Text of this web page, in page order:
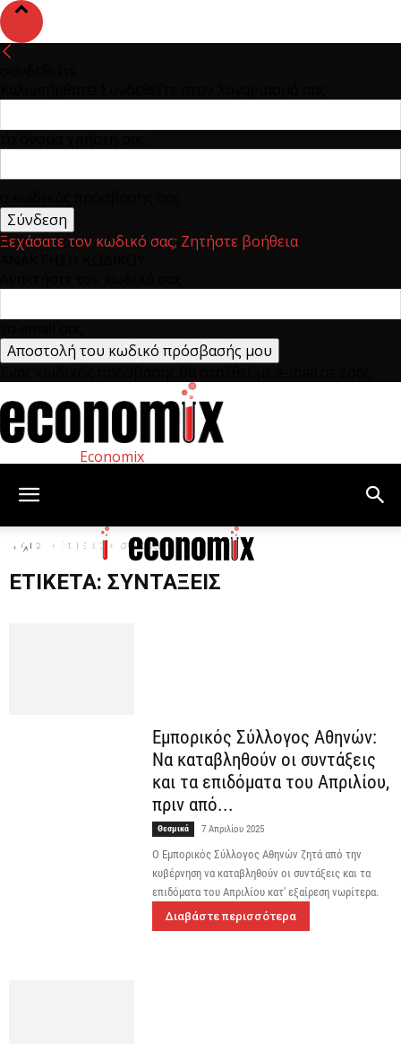
Ξεχάσατε τον κωδικό σας; Ζητήστε βοήθεια
Economix
Αρχική Ετικέτες συντάξεις
ΕΤΙΚΈΤΑ: ΣΥΝΤΆΞΕΙΣ
Εμπορικός Σύλλογος Αθηνών:
Να καταβληθούν οι συντάξεις
και τα επιδόματα του Απριλίου,
πριν από...
Θεσμικά 7 Απριλίου 2025
Ο Εμπορικός Σύλλογος Αθηνών ζητά από την
κυβέρνηση να καταβληθούν οι συντάξεις και τα
επιδόματα του Απριλίου κατ' εξαίρεση νωρίτερα.
Διαβάστε περισσότερα